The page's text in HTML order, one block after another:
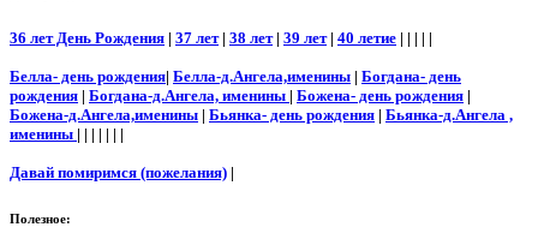
36 лет День Рождения | 37 лет| 38 лет| 39 лет| 40 летие | | | | |
Белла- день рождения| Белла-д.Ангела,именины | Богдана- день
рождения | Богдана-д.Ангела, именины | Божена- день рождения |
Божена-д.Ангела,именины | Бьянка- день рождения | Бьянка-д.Ангела ,
именины | | | | | | |
Давай помиримся (пожелания) |
Полезное: